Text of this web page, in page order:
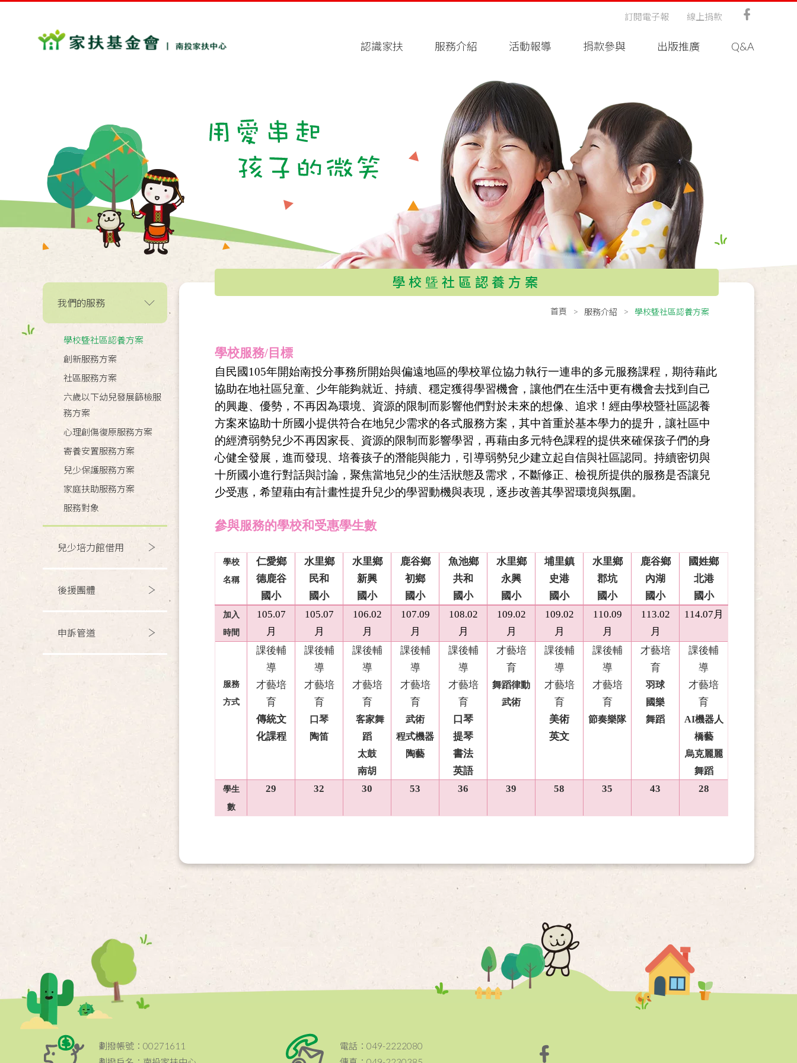
認識家扶 服務介紹 活動報導 捐款參與 出版推廣 Q&A
訂閱電子報 線上捐款
我們的服務
學校曁社區認養方案
創新服務方案
社區服務方案
六歲以下幼兒發展篩檢服
務方案
心理創傷復原服務方案
寄養安置服務方案
兒少保護服務方案
家庭扶助服務方案
服務對象
兒少培力館借用
後援團體
申訴管道
學校曁社區認養方案
首頁 服務介紹 學校曁社區認養方案
學校服務/ 目標
自民國105年開始南投分事務所開始與偏遠地區的學校單位協力執行一連串的多元服務課程，期待藉此
協助在地社區兒童、少年能夠就近、持續、穩定獲得學習機會，讓他們在生活中更有機會去找到自己
的興趣、優勢，不再因為環境、資源的限制而影響他們對於未來的想像、追求！經由學校暨社區認養
方案來協助十所國小提供符合在地兒少需求的各式服務方案，其中首重於基本學力的提升，讓社區中
的經濟弱勢兒少不再因家長、資源的限制而影響學習，再藉由多元特色課程的提供來確保孩子們的身
心健全發展，進而發現、培養孩子的潛能與能力，引導弱勢兒少建立起自信與社區認同。持續密切與
十所國小進行對話與討論，聚焦當地兒少的生活狀態及需求，不斷修正、檢視所提供的服務是否讓兒
少受惠，希望藉由有計畫性提升兒少的學習動機與表現，逐步改善其學習環境與氛圍。
參與服務的學校和受惠學生數
學校
名稱
仁愛鄉
德鹿谷
國小
水里鄉
民和
國小
水里鄉
新興
國小
鹿谷鄉
初鄉
國小
魚池鄉
共和
國小
水里鄉
永興
國小
埔里鎮
史港
國小
水里鄉
郡坑
國小
鹿谷鄉
內湖
國小
國姓鄉
北港
國小
加入
時間
105.07
月
105.07
月
106.02
月
107.09
月
108.02
月
109.02
月
109.02
月
110.09
月
113.02
月
114.07月
服務
方式
課後輔
導
才藝培
育
傳統文
化課程
課後輔
導
才藝培
育
口琴
陶笛
課後輔
導
才藝培
育
客家舞
蹈
太鼓
南胡
課後輔
導
才藝培
育
武術
程式機器
陶藝
課後輔
導
才藝培
育
口琴
提琴
書法
英語
才藝培
育
舞蹈律動
武術
課後輔
導
才藝培
育
美術
英文
課後輔
導
才藝培
育
節奏樂隊
才藝培
育
羽球
國樂
舞蹈
課後輔
導
才藝培
育
AI機器人
橋藝
烏克麗麗
舞蹈
學生
數
29 32 30 53 36 39 58 35 43 28
劃撥帳號：00271611
電話：049-2222080